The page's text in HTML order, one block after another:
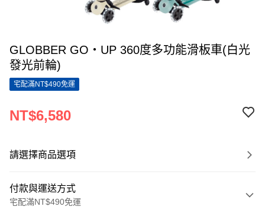
GLOBBER GO‧UP 360度多功能滑板車(白光
發光前輪)
宅配滿NT$490免運
NT$6,580
請選擇商品選項
付款與運送方式
宅配滿NT$490免運